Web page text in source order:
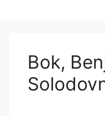
Bok,